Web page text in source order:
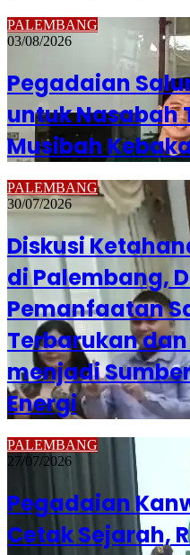
PALEMBANG
03/08/2026
Pegadaian
untuk Nasabah
Musibah
PALEMBANG
30/07/2026
Diskusi
di Palembang,
Pemanfaatan
Terbarukan
menjadi
Energi
PALEMBANG
27/07/2026
Pegadaian
Cetak Sejarah,